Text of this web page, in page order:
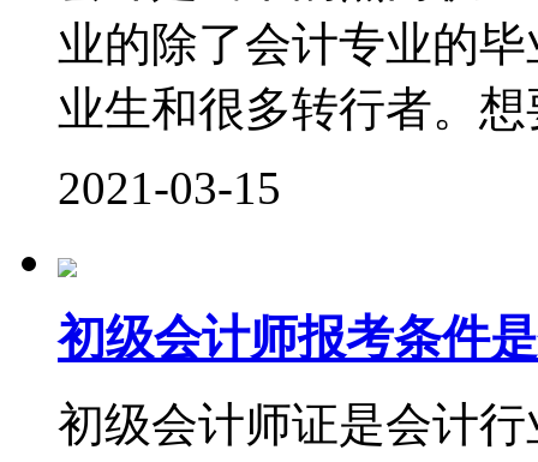
业的除了会计专业的
业生和很多转行者。
2021-03-15
初级会计师报考条件
初级会计师证是会计